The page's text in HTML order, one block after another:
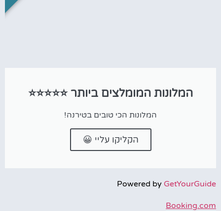
המלונות המומלצים ביותר ⭐⭐⭐⭐⭐
המלונות הכי טובים בטירנה!
הקליקו עליי 😀
Powered by GetYourGuide
Booking.com